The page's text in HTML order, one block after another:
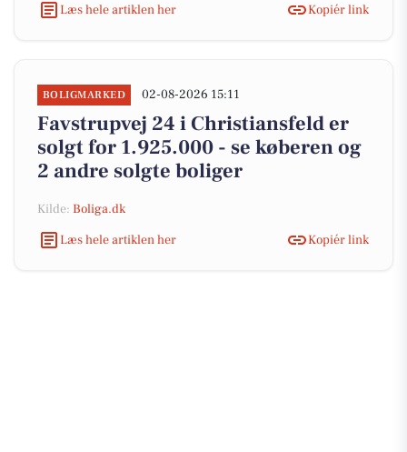
Læs hele artiklen her Kopiér link
BOLIGMARKED 02-08-2026 15:11
Favstrupvej 24 i Christiansfeld er
solgt for 1.925.000 - se køberen og
2 andre solgte boliger
Kilde: Boliga.dk
Læs hele artiklen her
Kopiér link